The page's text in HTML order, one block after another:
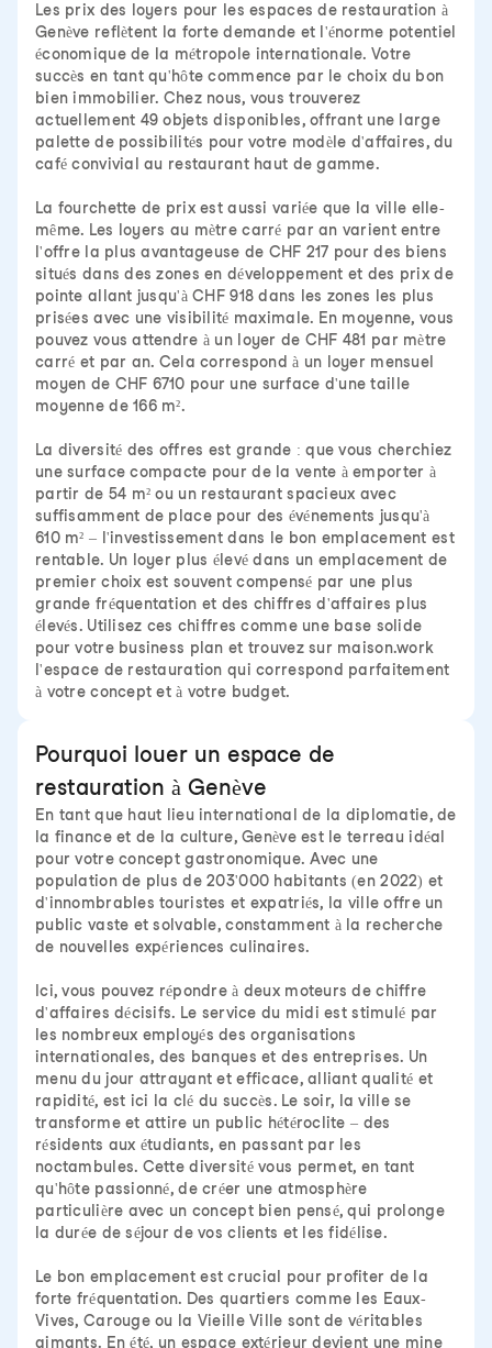
Les prix des loyers pour les espaces de restauration à
Genève reflètent la forte demande et l'énorme potentiel
économique de la métropole internationale. Votre
succès en tant qu'hôte commence par le choix du bon
bien immobilier. Chez nous, vous trouverez
actuellement 49 objets disponibles, offrant une large
palette de possibilités pour votre modèle d'affaires, du
café convivial au restaurant haut de gamme.
La fourchette de prix est aussi variée que la ville elle-
même. Les loyers au mètre carré par an varient entre
l'offre la plus avantageuse de CHF 217 pour des biens
situés dans des zones en développement et des prix de
pointe allant jusqu'à CHF 918 dans les zones les plus
prisées avec une visibilité maximale. En moyenne, vous
pouvez vous attendre à un loyer de CHF 481 par mètre
carré et par an. Cela correspond à un loyer mensuel
moyen de CHF 6710 pour une surface d'une taille
moyenne de 166 m².
La diversité des offres est grande : que vous cherchiez
une surface compacte pour de la vente à emporter à
partir de 54 m² ou un restaurant spacieux avec
suffisamment de place pour des événements jusqu'à
610 m² – l'investissement dans le bon emplacement est
rentable. Un loyer plus élevé dans un emplacement de
premier choix est souvent compensé par une plus
grande fréquentation et des chiffres d'affaires plus
élevés. Utilisez ces chiffres comme une base solide
pour votre business plan et trouvez sur maison.work
l'espace de restauration qui correspond parfaitement
à votre concept et à votre budget.
Pourquoi louer un espace de
restauration à Genève
En tant que haut lieu international de la diplomatie, de
la finance et de la culture, Genève est le terreau idéal
pour votre concept gastronomique. Avec une
population de plus de 203'000 habitants (en 2022) et
d'innombrables touristes et expatriés, la ville offre un
public vaste et solvable, constamment à la recherche
de nouvelles expériences culinaires.
Ici, vous pouvez répondre à deux moteurs de chiffre
d'affaires décisifs. Le service du midi est stimulé par
les nombreux employés des organisations
internationales, des banques et des entreprises. Un
menu du jour attrayant et efficace, alliant qualité et
rapidité, est ici la clé du succès. Le soir, la ville se
transforme et attire un public hétéroclite – des
résidents aux étudiants, en passant par les
noctambules. Cette diversité vous permet, en tant
qu'hôte passionné, de créer une atmosphère
particulière avec un concept bien pensé, qui prolonge
la durée de séjour de vos clients et les fidélise.
Le bon emplacement est crucial pour profiter de la
forte fréquentation. Des quartiers comme les Eaux-
Vives, Carouge ou la Vieille Ville sont de véritables
aimants. En été, un espace extérieur devient une mine